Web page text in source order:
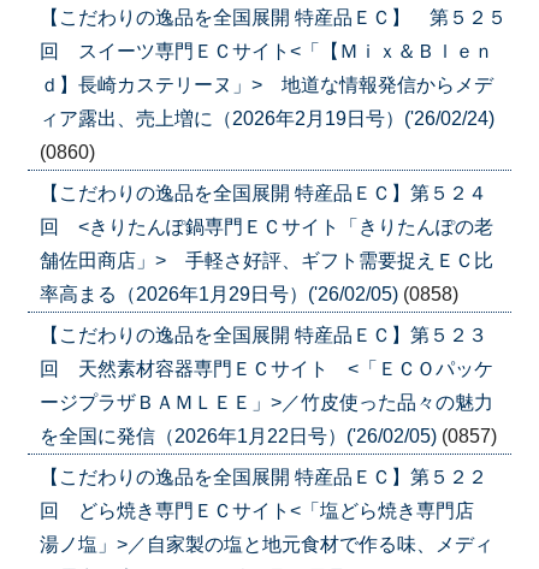
【こだわりの逸品を全国展開 特産品ＥＣ】 第５２５
回 スイーツ専門ＥＣサイト<「【Ｍｉｘ＆Ｂｌｅｎ
ｄ】長崎カステリーヌ」> 地道な情報発信からメデ
ィア露出、売上増に（2026年2月19日号）('26/02/24)
(0860)
【こだわりの逸品を全国展開 特産品ＥＣ】第５２４
回 <きりたんぽ鍋専門ＥＣサイト「きりたんぽの老
舗佐田商店」> 手軽さ好評、ギフト需要捉えＥＣ比
率高まる（2026年1月29日号）('26/02/05) (0858)
【こだわりの逸品を全国展開 特産品ＥＣ】第５２３
回 天然素材容器専門ＥＣサイト <「ＥＣＯパッケ
ージプラザＢＡＭＬＥＥ」>／竹皮使った品々の魅力
を全国に発信（2026年1月22日号）('26/02/05) (0857)
【こだわりの逸品を全国展開 特産品ＥＣ】第５２２
回 どら焼き専門ＥＣサイト<「塩どら焼き専門店
湯ノ塩」>／自家製の塩と地元食材で作る味、メディ